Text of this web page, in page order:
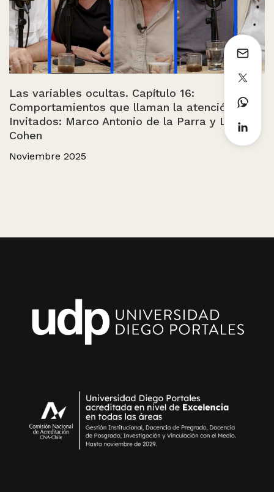
Las variables ocultas. Capítulo 16:
Comportamientos que llaman la atención.
Invitados: Marco Antonio de la Parra y León
Cohen
Noviembre 2025